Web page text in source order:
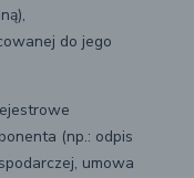
do jego
(np.: odpis
umowa